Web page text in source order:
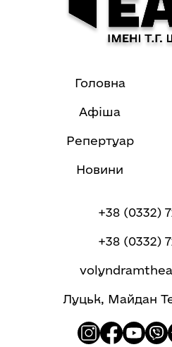
Головна
Афіша
Репертуар
Новини
+38 (0332)
+38 (0332)
Луцьк, Майдан